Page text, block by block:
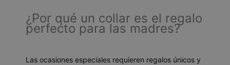
¿Por qué un collar es el regalo
perfecto para las madres?
Las ocasiones especiales requieren regalos únicos y